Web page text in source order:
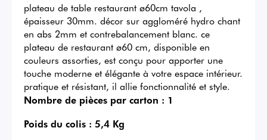
plateau de table restaurant ø60cm tavola ,
épaisseur 30mm. décor sur aggloméré hydro chant
en abs 2mm et contrebalancement blanc. ce
plateau de restaurant ø60 cm, disponible en
couleurs assorties, est conçu pour apporter une
touche moderne et élégante à votre espace intérieur.
pratique et résistant, il allie fonctionnalité et style.
Nombre de pièces par carton : 1
Poids du colis : 5,4 Kg